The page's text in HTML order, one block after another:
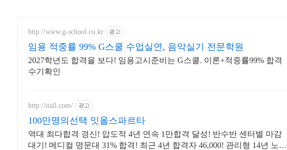
http://www.g-school.co.kr 광고
임용 적중률 99% G스쿨 수업실연, 음악실기 전문학원
2027학년도 합격을 보다! 임용고시준비는 G스쿨. 이론+적중률99% 합격
수기확인
http://itall.com/ 광고
100만명의선택 잇올스파르타
역대 최다합격 경신! 압도적 4년 연속 1만합격 달성! 반수반 센터별 마감
대기! 메디컬 명문대 31% 합격! 최근 4년 합격자 46,000! 관리형 14년 노하